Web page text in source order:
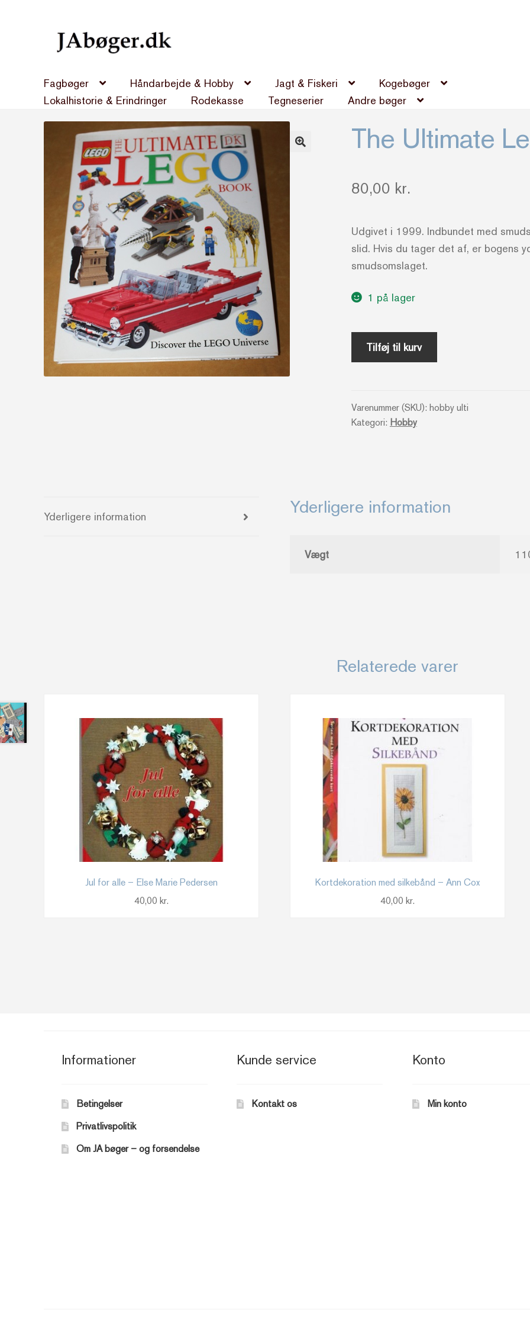
Spring
Spring
Fagbøger
Håndarbejde & Hobby Jagt & Fiskeri
Kogebøger
Lokalhistorie & Erindringer
Rodekasse Tegneserier Andre bøger
The Ultimate
80,00 kr.
Udgivet i 1999. Indbundet med
slid. Hvis du tager det af, er bogens
smudsomslaget.
1 på lager
The
Ultimate
(Engelsk)
antal
Tilføj til kurv
Varenummer (SKU): hobby ulti
Kategori: Hobby
Yderligere information Yderligere information
Vægt
Relaterede varer
Jul for alle – Else Marie Pedersen
40,00 kr.
Kortdekoration med silkebånd – Ann Cox
40,00 kr.
Informationer
Betingelser
Privatlivspolitik
Om JA bøger – og forsendelse
Kunde service
Kontakt os
Konto
Min konto